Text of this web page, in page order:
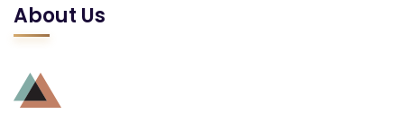
About Us